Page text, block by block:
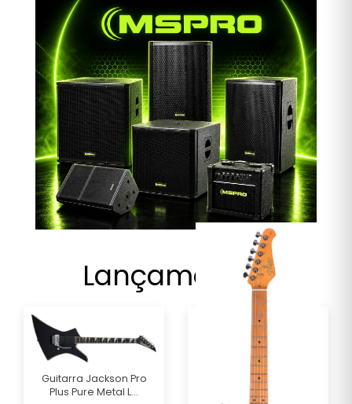
Lançamentos
Guitarra Jackson Pro
Plus Pure Metal L...